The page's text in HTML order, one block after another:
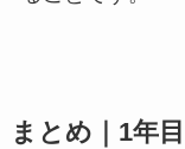
まとめ｜1年